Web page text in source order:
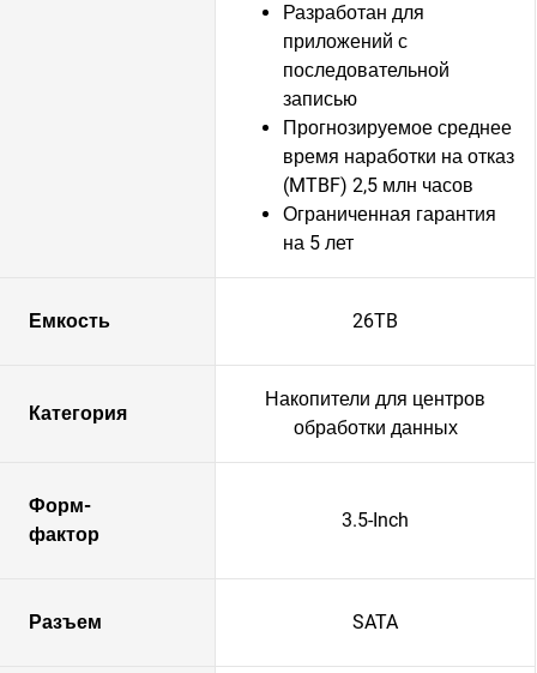
Разработан для
приложений с
последовательной
записью
Прогнозируемое среднее
время наработки на отказ
(MTBF) 2,5 млн часов
Ограниченная гарантия
на 5 лет
Емкость 26TB
Категория
Накопители для центров
обработки данных
Форм-
фактор
3.5-Inch
Разъем SATA